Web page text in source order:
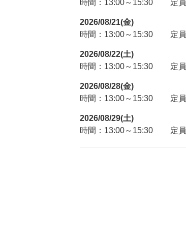
時間：13:00～15:30
定
2026/08/21(金)
時間：13:00～15:30
定
2026/08/22(土)
時間：13:00～15:30
定
2026/08/28(金)
時間：13:00～15:30
定
2026/08/29(土)
時間：13:00～15:30
定